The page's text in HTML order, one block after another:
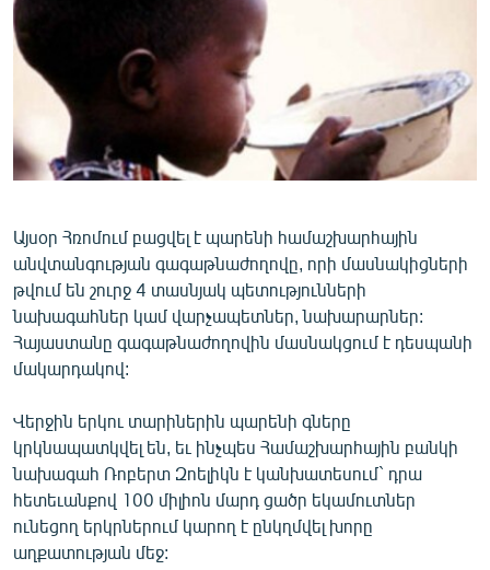
ՏԱՐԱԾԱՇՐՋԱՆ
ՄԻՋԱԶԳԱՅԻՆ
ՄՇԱԿՈՒՅԹ
ՍՊՈՐՏ
ՄԵԿՆԱԲԱՆՈՒԹՅՈՒՆ
ԿՈՐՈՆԱՎԻՐՈՒՍ
ԱՐԽԻՎ
ՏԵՍԱՆՅՈՒԹԵՐ
ԲԱՆԱՎԵՃ
ՁԳՏԵԼՈՎ ԼԱՎԱԳՈՒՅՆԻՆ
ՓՈԴՔԱՍԹ
Հայերեն
English
Այսօր Հռոմում բացվել է պարենի համաշխարհային
անվտանգության գագաթնաժողովը, որի մասնակիցների
թվում են շուրջ 4 տասնյակ պետությունների
նախագահներ կամ վարչապետներ, նախարարներ:
Հայաստանը գագաթնաժողովին մասնակցում է դեսպանի
մակարդակով:
Վերջին երկու տարիներին պարենի գները
կրկնապատկվել են, եւ ինչպես Համաշխարհային բանկի
նախագահ Ռոբերտ Զոելիկն է կանխատեսում` դրա
հետեւանքով 100 միլիոն մարդ ցածր եկամուտներ
ունեցող երկրներում կարող է ընկղմվել խորը
աղքատության մեջ: